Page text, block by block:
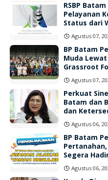
RSBP
Pelayanan
Status dari
Agustus 07,
BP Batam
Muda
Grassroot
Agustus 07,
Perkuat
Batam dan
dan
Agustus 06,
BP Batam
Segera
Agustus 06,